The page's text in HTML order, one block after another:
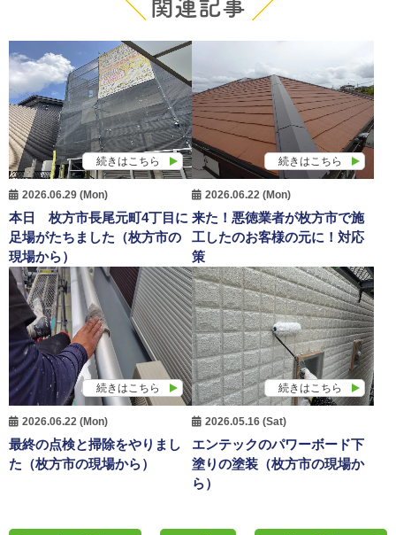
関連記事
続きはこちら
2026.06.29 (Mon)
本日 枚方市長尾元町4丁目に
足場がたちました（枚方市の
現場から）
続きはこちら
2026.06.22 (Mon)
来た！悪徳業者が枚方市で施
工したのお客様の元に！対応
策
続きはこちら
2026.06.22 (Mon)
最終の点検と掃除をやりまし
た（枚方市の現場から）
続きはこちら
2026.05.16 (Sat)
エンテックのパワーボード下
塗りの塗装（枚方市の現場か
ら）